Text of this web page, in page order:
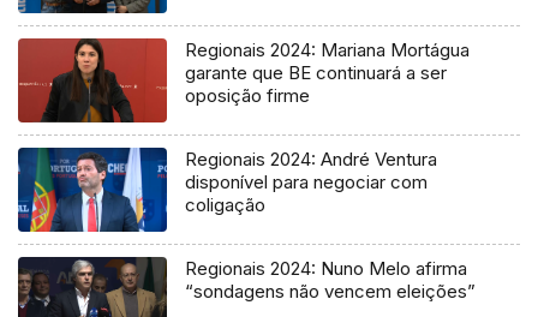
Regionais 2024: Mariana Mortágua
garante que BE continuará a ser
oposição firme
Regionais 2024: André Ventura
disponível para negociar com
coligação
Regionais 2024: Nuno Melo afirma
“sondagens não vencem eleições”